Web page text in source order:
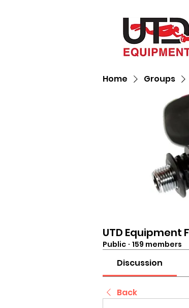
Home Groups
UTD Equipment
Public · 159 members
Discussion
Back